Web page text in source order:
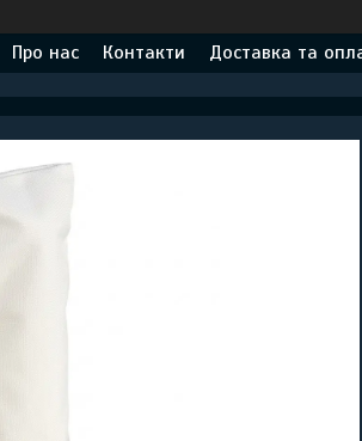
Про нас Контакти Доставка та